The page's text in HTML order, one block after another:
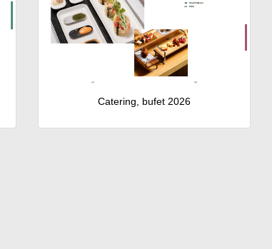
Catering, bufet 2026